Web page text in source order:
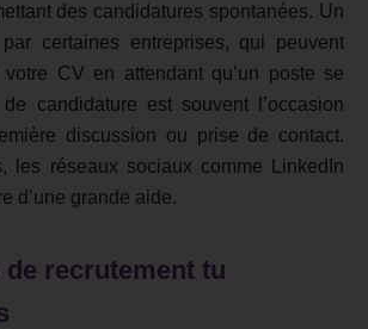
des candidatures spontanées. Un
certaines entreprises, qui peuvent
CV en attendant qu’un poste se
candidature est souvent l’occasion
discussion ou prise de contact.
les réseaux sociaux comme LinkedIn
d’une grande aide.
recrutement tu